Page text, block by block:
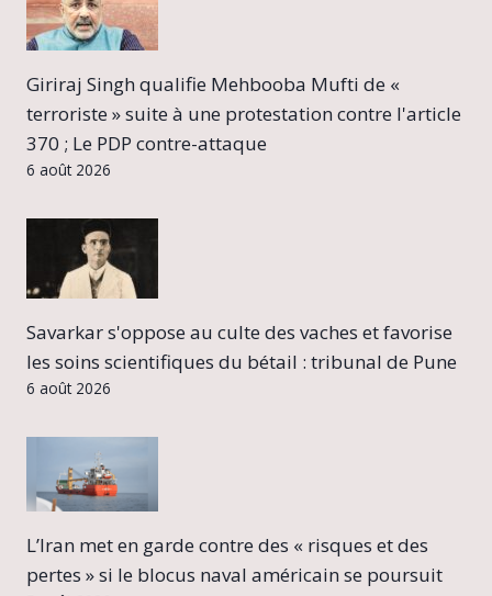
Giriraj Singh qualifie Mehbooba Mufti de «
terroriste » suite à une protestation contre l'article
370 ; Le PDP contre-attaque
6 août 2026
Savarkar s'oppose au culte des vaches et favorise
les soins scientifiques du bétail : tribunal de Pune
6 août 2026
L’Iran met en garde contre des « risques et des
pertes » si le blocus naval américain se poursuit